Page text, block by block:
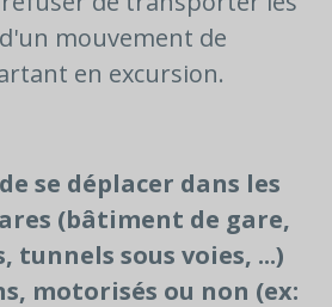
mouvement de
en excursion.
se déplacer dans les
(bâtiment de gare,
tunnels sous voies, ...)
motorisés ou non (ex: